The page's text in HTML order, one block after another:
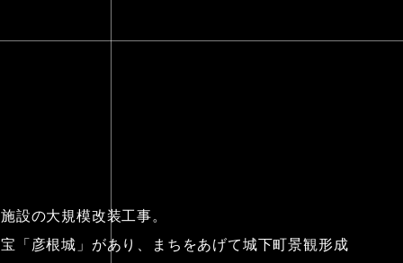
設の大規模改装工事。
「彦根城」があり、まちをあげて城下町景観形成